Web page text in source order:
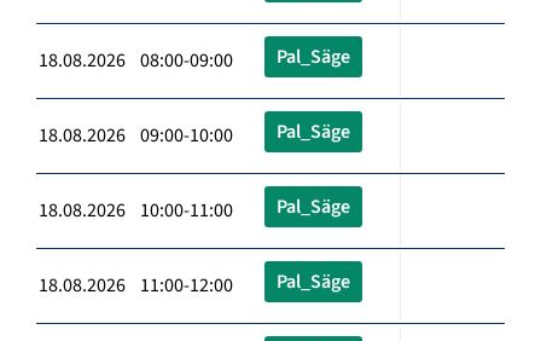
18.08.2026 08:00-09:00 Pal_Säge
18.08.2026 09:00-10:00 Pal_Säge
18.08.2026 10:00-11:00 Pal_Säge
18.08.2026 11:00-12:00 Pal_Säge